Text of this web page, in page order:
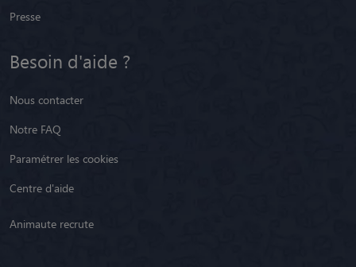
Presse
Besoin d'aide ?
Nous contacter
Notre FAQ
Paramétrer les cookies
Centre d'aide
Animaute recrute